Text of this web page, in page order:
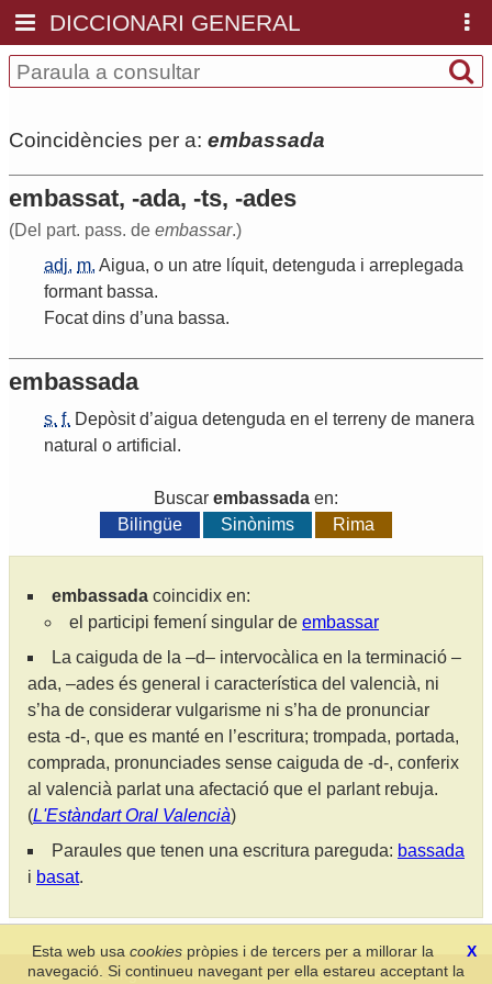
DICCIONARI GENERAL
Coincidències per a: embassada
embassat, -ada, -ts, -ades
(Del part. pass. de embassar.)
adj. m. Aigua, o un atre líquit, detenguda i arreplegada
formant bassa.
Focat dins d’una bassa.
embassada
s. f. Depòsit d’aigua detenguda en el terreny de manera
natural o artificial .
Buscar embassada en:
Bilingüe
Sinònims Rima
embassada coincidix en:
el participi femení singular de embassar
La caiguda de la –d– intervocàlica en la terminació –
ada, –ades és general i característica del valencià, ni
s’ha de considerar vulgarisme ni s’ha de pronunciar
esta -d-, que es manté en l’escritura; trompada, portada,
comprada, pronunciades sense caiguda de -d-, conferix
al valencià parlat una afectació que el parlant rebuja.
(L'Estàndart Oral Valencià)
Paraules que tenen una escritura pareguda: bassada
i basat.
Secció de Llengua i Lliteratura Valencianes-Real Acadèmia de
X
Esta web usacookies pròpies i de tercers per a millorar la
navegació. Si continueu navegant per ella estareu acceptant la